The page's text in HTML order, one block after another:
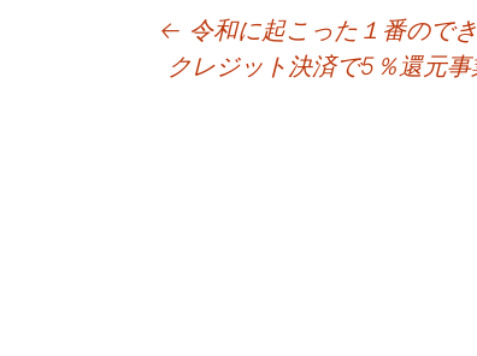
← 令和に起こった１番ので
クレジット決済で5％還元